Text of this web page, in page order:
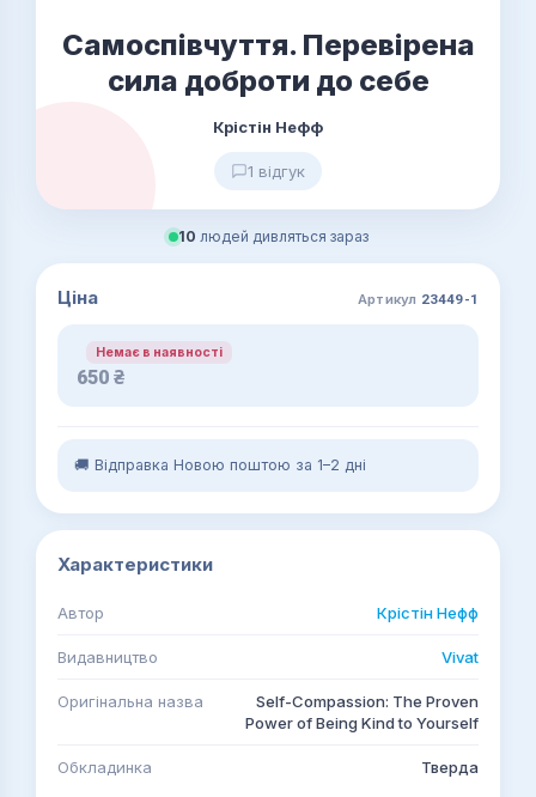
Самоспівчуття. Перевірена
сила доброти до себе
Крістін Нефф
1 відгук
10 людей дивляться зараз
Ціна Артикул 23449-1
Немає в наявності
650 ₴
🚚 Відправка Новою поштою за 1–2 дні
Характеристики
Автор Крістін Нефф
Видавництво Vivat
Оригінальна назва
Self-Compassion: The Proven
Power of Being Kind to Yourself
Обкладинка Тверда